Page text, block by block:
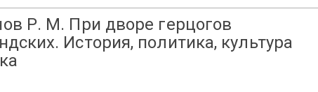
Р. М. При дворе герцогов
История, политика, культура